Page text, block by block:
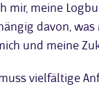
mir, meine
davon,
und meine
vielfältige